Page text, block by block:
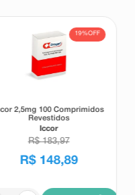
19%OFF
2,5mg 100 Comprimidos
Revestidos
Iccor
R$ 183,97
R$ 148,89